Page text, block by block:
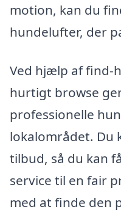
motion, kan du
hundelufter, der
Ved hjælp af find-
hurtigt browse
professionelle
lokalområdet. Du
tilbud, så du kan
service til en fair
med at finde den